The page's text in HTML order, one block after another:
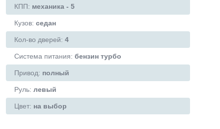
КПП: механика - 5
Кузов: седан
Кол-во дверей: 4
Система питания: бензин турбо
Привод: полный
Руль: левый
Цвет: на выбор